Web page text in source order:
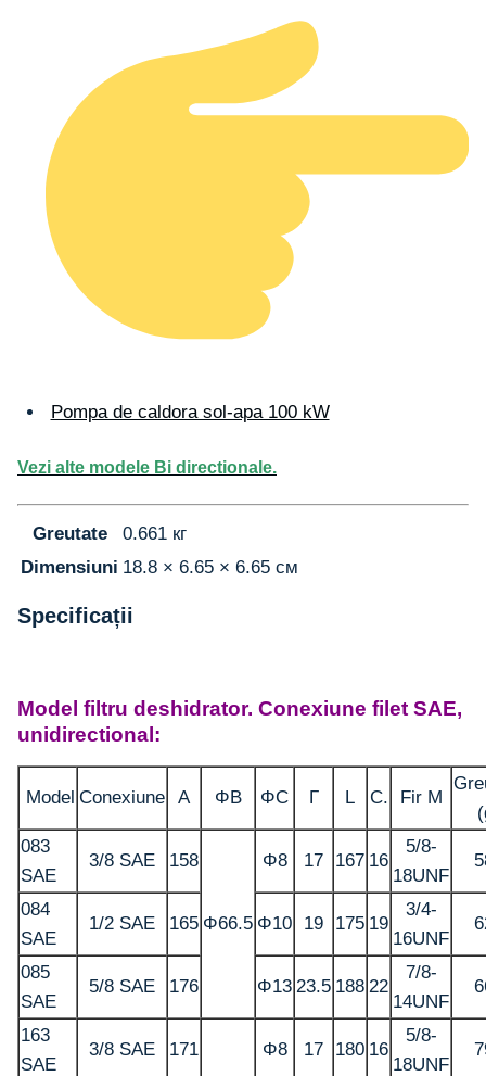
Pompa de caldora sol-apa 100 kW
Vezi alte modele Bi directionale.
Greutate
0.661 кг
Dimensiuni 18.8 × 6.65 × 6.65 см
Specificații
Model filtru deshidrator. Conexiune filet SAE,
unidirectional:
Model Conexiune А ΦB ΦC Г L С. Fir M
083
SAE
3/8 SAE 158
Φ66.5
Φ8 17 167 16
5/8-
18UNF
084
SAE
1/2 SAE 165 Φ10 19 175 19
3/4-
16UNF
085
SAE
5/8 SAE 176 Φ13 23.5 188 22
7/8-
14UNF
163
SAE
3/8 SAE 171 Φ8 17 180 16
5/8-
18UNF